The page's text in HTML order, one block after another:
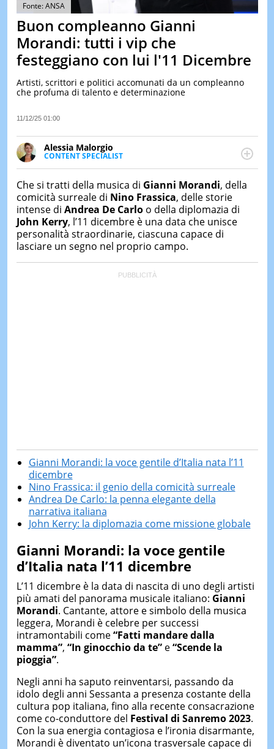
TEST
DI
IERI
Fonte: ANSA
Buon compleanno Gianni
Morandi: tutti i vip che
festeggiano con lui l'11 Dicembre
Artisti, scrittori e politici accomunati da un compleanno
che profuma di talento e determinazione
11/12/25 01:00
Alessia Malorgio
CONTENT SPECIALIST
Ha conseguito un Master in Marketing Management
occupa della creazione di contenuti in ottica SEO e
dello sviluppo di strategie marketing attraverso
canali digitali.
Che si tratti della musica di Gianni Morandi, della
comicità surreale di Nino Frassica, delle storie
intense di Andrea De Carloo della diplomazia di
John Kerry, l’11 dicembre è una data che unisce
personalità straordinarie, ciascuna capace di
lasciare un segno nel proprio campo.
Gianni Morandi: la voce gentile d’Italia nata l’11
dicembre
Nino Frassica: il genio della comicità surreale
Andrea De Carlo: la penna elegante della
narrativa italiana
John Kerry: la diplomazia come missione globale
Gianni Morandi: la voce gentile
d’Italia nata l’11 dicembre
L’11 dicembre è la data di nascita di uno degli artisti
più amati del panorama musicale italiano: Gianni
Morandi. Cantante, attore e simbolo della musica
leggera, Morandi è celebre per successi
intramontabili come“Fatti mandare dalla
mamma”, “In ginocchio da te”e“Scende la
pioggia”.
Negli anni ha saputo reinventarsi, passando da
idolo degli anni Sessanta a presenza costante della
cultura pop italiana, fino alla recente consacrazione
come co-conduttore del Festival di Sanremo 2023.
Con la sua energia contagiosa e l’ironia disarmante,
Morandi è diventato un’icona trasversale capace di